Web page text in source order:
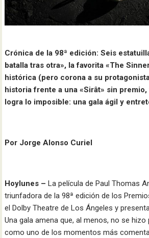
Crónica de la 98ª edición: Seis
batalla tras otra», la favorita «The
histórica (pero corona a su
historia frente a una «Sirât» sin premio,
logra lo imposible: una gala ágil y
Por Jorge Alonso Curiel
Hoylunes –La película de Paul Thomas
triunfadora de la 98ª edición de los
el Dolby Theatre de Los Ángeles y
Una gala amena que, al menos, no se hizo
como uno de los momentos más